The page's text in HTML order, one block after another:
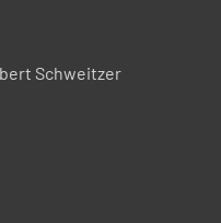
Schweitzer